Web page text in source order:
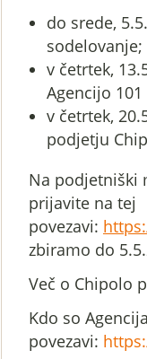
do srede,
sodelovanje;
v četrtek,
Agencijo
v četrtek,
podjetju
Na podjetniški
prijavite na tej
povezavi:
zbiramo do
Več o Chipolo
Kdo so
povezavi: